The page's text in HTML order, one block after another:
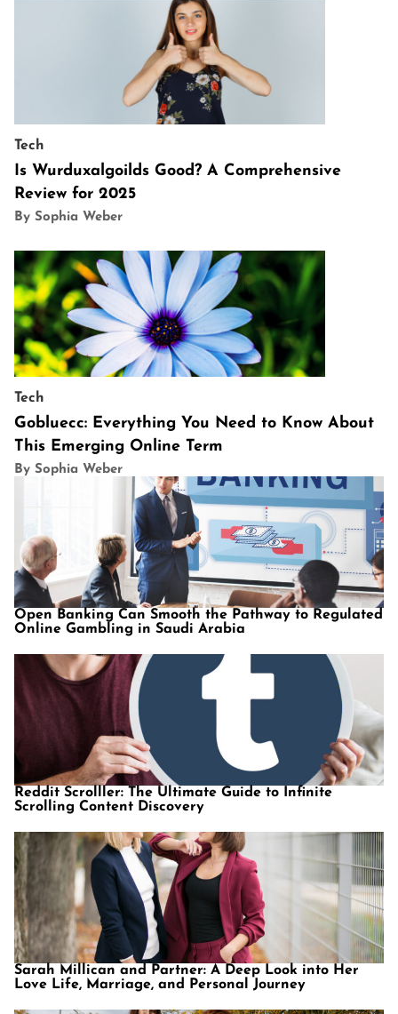
Open Banking Can Smooth the Pathway to Regulated
Online Gambling in Saudi Arabia
Reddit Scrolller: The Ultimate Guide to Infinite
Scrolling Content Discovery
Sarah Millican and Partner: A Deep Look into Her
Love Life, Marriage, and Personal Journey
Tech
Is Wurduxalgoilds Good? A Comprehensive
Review for 2025
By Sophia Weber
Tech
Gobluecc: Everything You Need to Know About
This Emerging Online Term
By Sophia Weber